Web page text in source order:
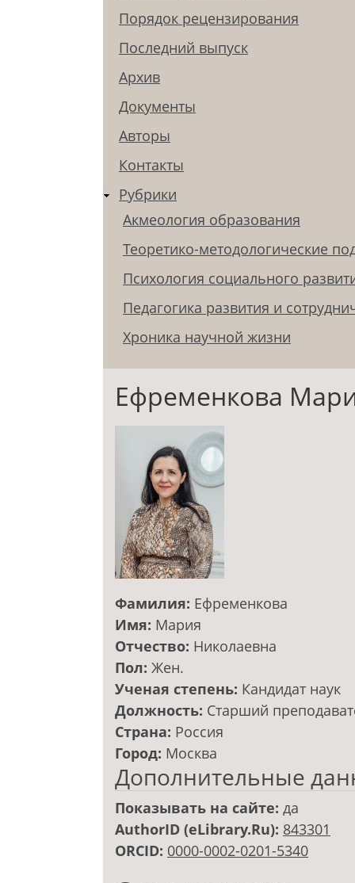
Порядок рецензирования
Последний выпуск
Архив
Документы
Авторы
Контакты
Рубрики
Акмеология образования
Теоретико-методологические
Психология социального
Педагогика развития и
Хроника научной жизни
Ефременкова
Фамилия: Ефременкова
Имя: Мария
Отчество: Николаевна
Пол: Жен.
Ученая степень: Кандидат наук
Должность: Старший
Страна: Россия
Город: Москва
Дополнительные
Показывать на сайте: да
AuthorID (eLibrary.Ru): 843301
ORCID: 0000-0002-0201-5340